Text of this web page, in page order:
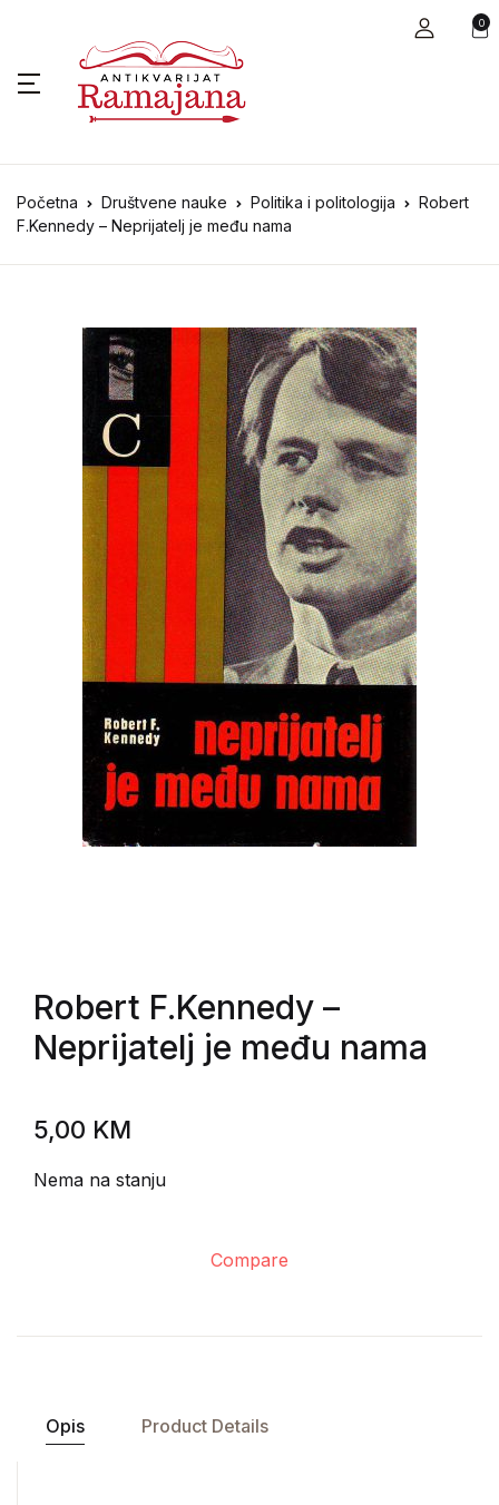
0
Početna Društvene nauke Politika i politologija
Robert
F.Kennedy – Neprijatelj je među nama
Robert F.Kennedy –
Neprijatelj je među nama
5,00 KM
Nema na stanju
Compare
Opis Product Details